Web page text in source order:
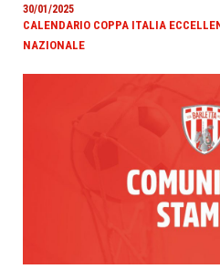
30/01/2025
CALENDARIO COPPA ITALIA
NAZIONALE